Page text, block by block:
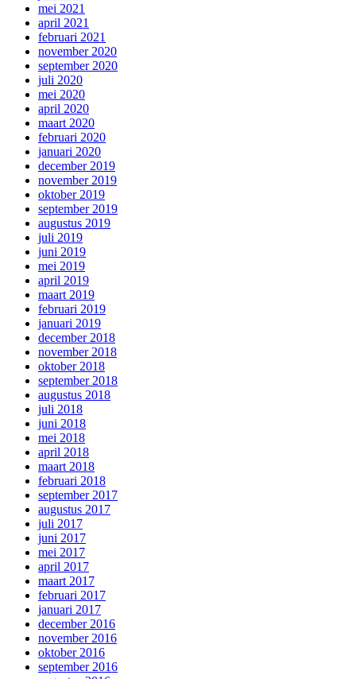
mei 2021
april 2021
februari 2021
november 2020
september 2020
juli 2020
mei 2020
april 2020
maart 2020
februari 2020
januari 2020
december 2019
november 2019
oktober 2019
september 2019
augustus 2019
juli 2019
juni 2019
mei 2019
april 2019
maart 2019
februari 2019
januari 2019
december 2018
november 2018
oktober 2018
september 2018
augustus 2018
juli 2018
juni 2018
mei 2018
april 2018
maart 2018
februari 2018
september 2017
augustus 2017
juli 2017
juni 2017
mei 2017
april 2017
maart 2017
februari 2017
januari 2017
december 2016
november 2016
oktober 2016
september 2016